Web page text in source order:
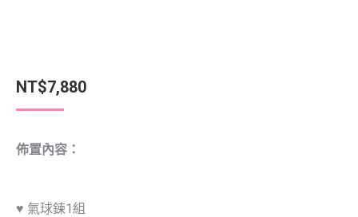
NT$7,880
佈置內容：
♥ 氣球鍊1組